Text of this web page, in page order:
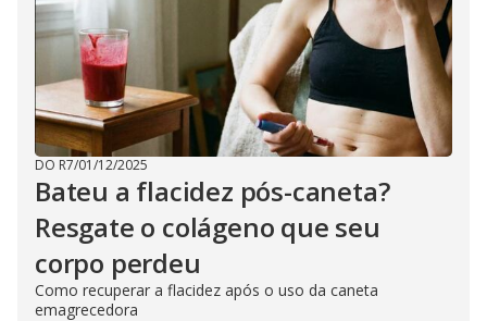
DO R7/01/12/2025
Bateu a flacidez pós-caneta?
Resgate o colágeno que seu
corpo perdeu
Como recuperar a flacidez após o uso da caneta
emagrecedora